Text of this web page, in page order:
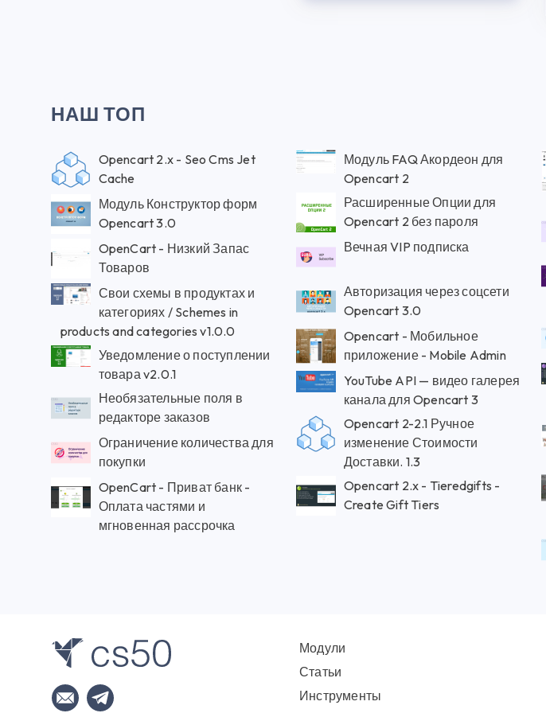
НАШ ТОП
Opencart 2.x - Seo Cms Jet
Cache
Модуль Конструктор форм
Opencart 3.0
OpenCart - Низкий Запас
Товаров
Свои схемы в продуктах и
категориях / Schemes in
products and categories v1.0.0
Уведомление о поступлении
товара v2.0.1
Необязательные поля в
редакторе заказов
Ограничение количества для
покупки
OpenCart - Приват банк -
Оплата частями и
мгновенная рассрочка
Модуль FAQ Акордеон для
Opencart 2
Расширенные Опции для
Opencart 2 без пароля
Вечная VIP подписка
Авторизация через соцсети
Opencart 3.0
Opencart - Мобильное
приложение - Mobile Admin
YouTube API — видео галерея
канала для Opencart 3
Opencart 2-2.1 Ручное
изменение Стоимости
Доставки. 1.3
Opencart 2.x - Tieredgifts -
Create Gift Tiers
Модули
Статьи
Инструменты